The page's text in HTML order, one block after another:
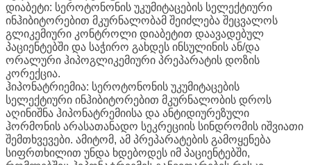
დიაბეტი: სეროტონონის უკუმიტაცების სელექტიური
ინჰიბიტორებით მკურნალობამ შეიძლება შეცვალოს
გლიკემიური კონტროლი დიაბეტით დაავადებულ
პაციენტებში და საჭირო გახდეს ინსულინის ან/და
ორალური ჰიპოგლიკემიური პრეპარატის დოზის
კორექცია.
ჰიპონატრიემია: სეროტონონის უკუმიტაცების
სელექტიური ინჰიბიტორებით მკურნალობის დროს
აღინიშნა ჰიპონატრემიისა და ანტიდიურეზული
ჰორმონის არასათანადო სეკრეციის სინდრომის იშვიათი
შემთხვევები. ამიტომ, ამ პრეპარატების გამოყენება
სიფრთხილით უნდა ხდებოდეს იმ პაციენტებში,